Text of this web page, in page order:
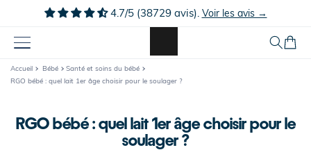
passer au
4.7/5 (38729 avis). Voir les avis →
Panier
Accueil Bébé
Santé et soins du bébé
RGO bébé : quel lait 1er âge choisir pour le soulager ?
RGO bébé : quel lait 1er âge choisir pour le
soulager ?